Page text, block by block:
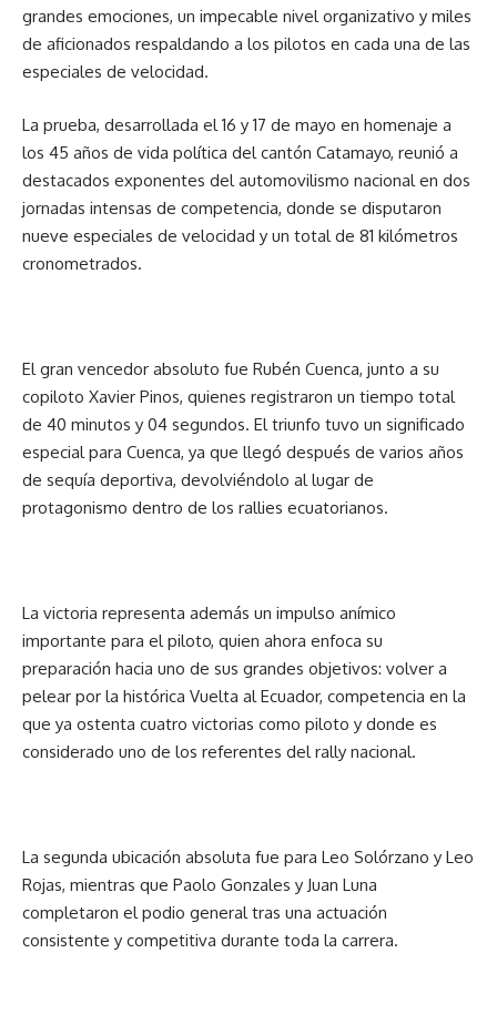
grandes emociones, un impecable nivel organizativo y miles
de aficionados respaldando a los pilotos en cada una de las
especiales de velocidad.
La prueba, desarrollada el 16 y 17 de mayo en homenaje a
los 45 años de vida política del cantón Catamayo, reunió a
destacados exponentes del automovilismo nacional en dos
jornadas intensas de competencia, donde se disputaron
nueve especiales de velocidad y un total de 81 kilómetros
cronometrados.
El gran vencedor absoluto fue Rubén Cuenca, junto a su
copiloto Xavier Pinos, quienes registraron un tiempo total
de 40 minutos y 04 segundos. El triunfo tuvo un significado
especial para Cuenca, ya que llegó después de varios años
de sequía deportiva, devolviéndolo al lugar de
protagonismo dentro de los rallies ecuatorianos.
La victoria representa además un impulso anímico
importante para el piloto, quien ahora enfoca su
preparación hacia uno de sus grandes objetivos: volver a
pelear por la histórica Vuelta al Ecuador, competencia en la
que ya ostenta cuatro victorias como piloto y donde es
considerado uno de los referentes del rally nacional.
La segunda ubicación absoluta fue para Leo Solórzano y Leo
Rojas, mientras que Paolo Gonzales y Juan Luna
completaron el podio general tras una actuación
consistente y competitiva durante toda la carrera.